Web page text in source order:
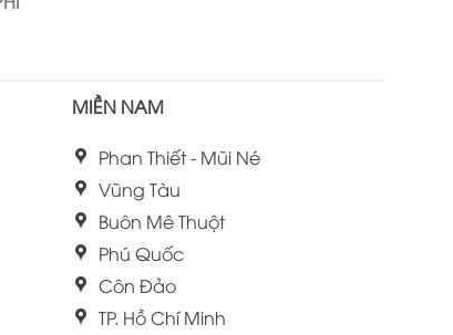
MIỀN NAM
Phan Thiết - Mũi Né
Vũng Tàu
Buôn Mê Thuột
Phú Quốc
Côn Đảo
TP. Hồ Chí Minh